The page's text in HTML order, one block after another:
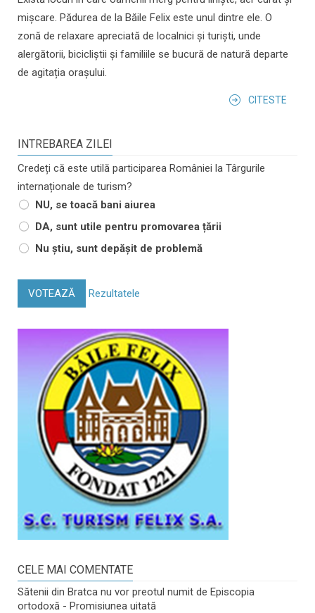
mișcare. Pădurea de la Băile Felix este unul dintre ele. O
zonă de relaxare apreciată de localnici și turiști, unde
alergătorii, bicicliștii și familiile se bucură de natură departe
de agitația orașului.
CITESTE
INTREBAREA ZILEI
Credeți că este utilă participarea României la Târgurile
internaționale de turism?
NU, se toacă bani aiurea
DA, sunt utile pentru promovarea țării
Nu știu, sunt depășit de problemă
VOTEAZĂ Rezultatele
CELE MAI COMENTATE
Sătenii din Bratca nu vor preotul numit de Episcopia
ortodoxă - Promisiunea uitată